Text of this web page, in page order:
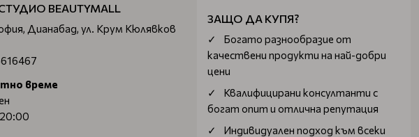
BEAUTYMALL
Дианабад, ул. Крум Кюлявков
време
ЗАЩО ДА КУПЯ?
Богатo разнообразие от
качествени продукти на най-добри
цени
Квалифицирани консултанти с
богат опит и отлична репутация
Индивидуален подход към всеки